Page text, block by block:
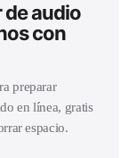
de audio
con
preparar
en línea, gratis
espacio.